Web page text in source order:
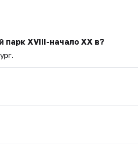
парк XVIII-начало XX в?